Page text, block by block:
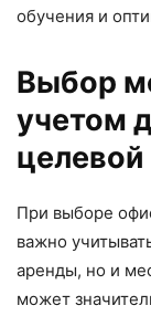
обучения и
Выбор
учетом
целевой
При выборе
важно
аренды, но и
может